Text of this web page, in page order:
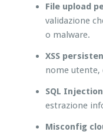
File upload
validazione
o malware.
XSS
nome
SQL Injection
estrazione
Misconfig